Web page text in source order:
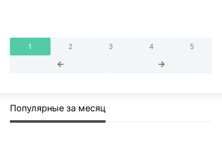
1 2 3 4 5
Популярные за месяц